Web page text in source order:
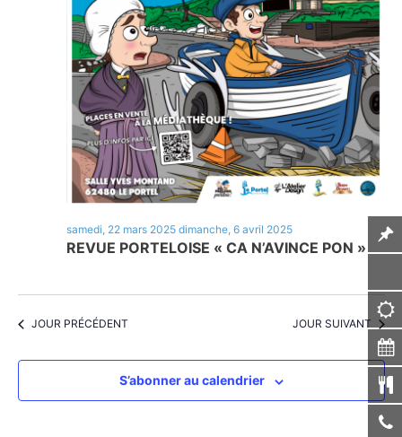
REVUE PORTELOISE « CA N’AVINCE PON »
samedi, 22 mars 2025 dimanche, 6 avril 2025
JOUR PRÉCÉDENT JOUR SUIVANT
S’abonner au calendrier